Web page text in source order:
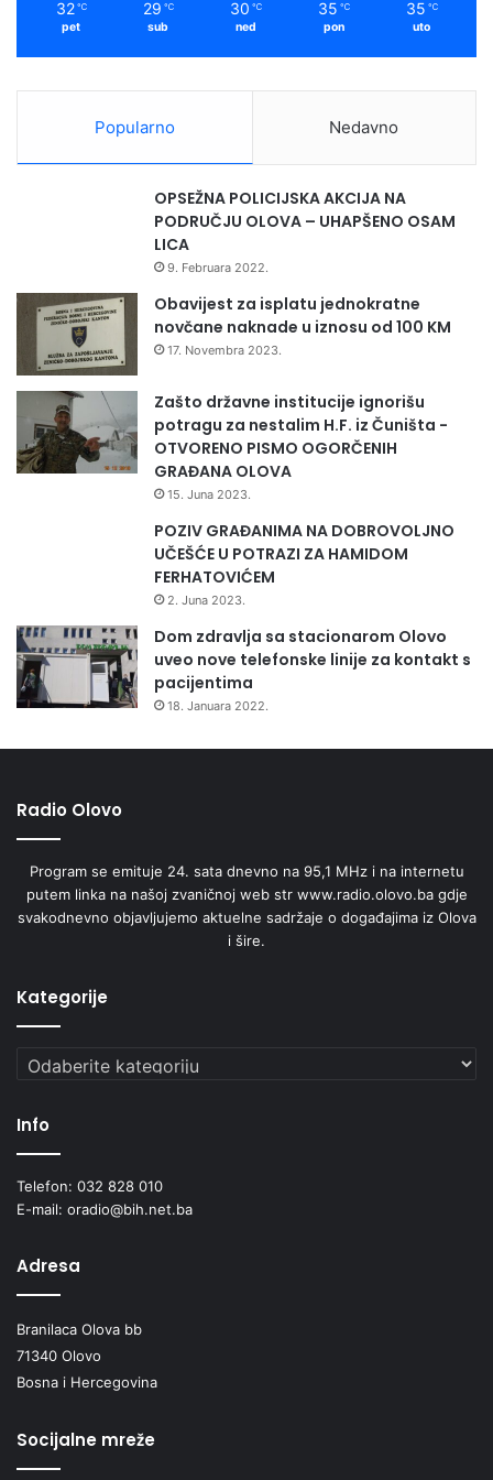
32 ℃
pet
29 ℃
sub
30 ℃
ned
35 ℃
pon
35 ℃
uto
Popularno Nedavno
OPSEŽNA POLICIJSKA AKCIJA NA
PODRUČJU OLOVA – UHAPŠENO OSAM
LICA
9. Februara 2022.
Obavijest za isplatu jednokratne
novčane naknade u iznosu od 100 KM
17. Novembra 2023.
Zašto državne institucije ignorišu
potragu za nestalim H.F. iz Čuništa -
OTVORENO PISMO OGORČENIH
GRAĐANA OLOVA
15. Juna 2023.
POZIV GRAĐANIMA NA DOBROVOLJNO
UČEŠĆE U POTRAZI ZA HAMIDOM
FERHATOVIĆEM
2. Juna 2023.
Dom zdravlja sa stacionarom Olovo
uveo nove telefonske linije za kontakt s
pacijentima
18. Januara 2022.
Radio Olovo
Program se emituje 24. sata dnevno na 95,1 MHz i na internetu
putem linka na našoj zvaničnoj web str www.radio.olovo.ba gdje
svakodnevno objavljujemo aktuelne sadržaje o događajima iz Olova
i šire.
Kategorije
Kategorije
Info
Telefon: 032 828 010
E-mail: oradio@bih.net.ba
Adresa
Branilaca Olova bb
71340 Olovo
Bosna i Hercegovina
Socijalne mreže